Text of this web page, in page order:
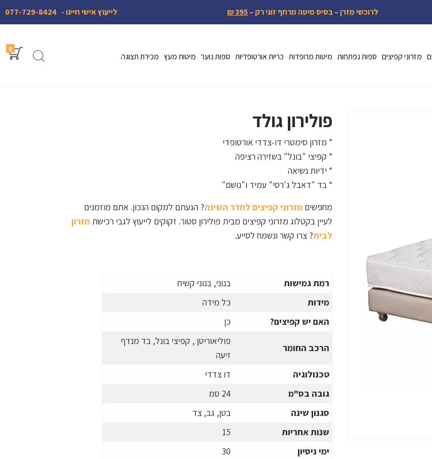
לרוכשי מזרן – בסיס מיטה מרחף זוגי רק –395 ₪ לייעוץ אישי חייגו - 077-729-8424
מזרוני קפיצים ספות נפתחות מיטות מרופדות כריות אורטופדיות ספות נוער מיטות מעץ מכירת תצוגה
0
פולירון גולד
* מזרון סימטרי דו-צדדי אורטופדי
* קפיצי "בונל" בשזירה רציפה
* ידיות נשיאה
* בד "דאבל ג'רסי" עמיד ו"נושם"
מחפשים מזרוני קפיצים לחדר השינה? הגעתם למקום הנכון. אתם מוזמנים
לעיין בקטלוג מזרוני קפיצים מבית פולירון סטור. זקוקים לייעוץ לגבי רכישת מזרון
לבית? צרו קשר ונשמח לסייע.
רמת גמישות
בנוני, בנוני קשיח
מידות
כל מידה
האם יש קפיצים? כן
הרכב החומר
פוליאוריטן , קפיצי בונל, בד מנדף
זיעה
טכנולוגיה
דו צדדי
גובה בס"מ
24 סמ
סגנון שינה
בטן, גב, צד
שנות אחריות
15
ימי ניסיון
30